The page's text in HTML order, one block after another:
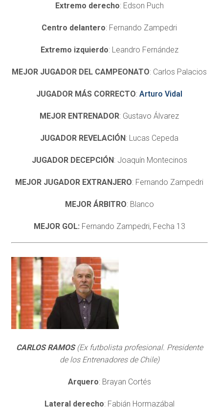
Extremo derecho: Edson Puch
Centro delantero: Fernando Zampedri
Extremo izquierdo: Leandro Fernández
MEJOR JUGADOR DEL CAMPEONATO: Carlos Palacios
JUGADOR MÁS CORRECTO:Arturo Vidal
MEJOR ENTRENADOR: Gustavo Álvarez
JUGADOR REVELACIÓN: Lucas Cepeda
JUGADOR DECEPCIÓN: Joaquín Montecinos
MEJOR JUGADOR EXTRANJERO: Fernando Zampedri
MEJOR ÁRBITRO: Blanco
MEJOR GOL: Fernando Zampedri, Fecha 13
CARLOS RAMOS(Ex futbolista profesional. Presidente
de los Entrenadores de Chile)
Arquero: Brayan Cortés
Lateral derecho: Fabián Hormazábal